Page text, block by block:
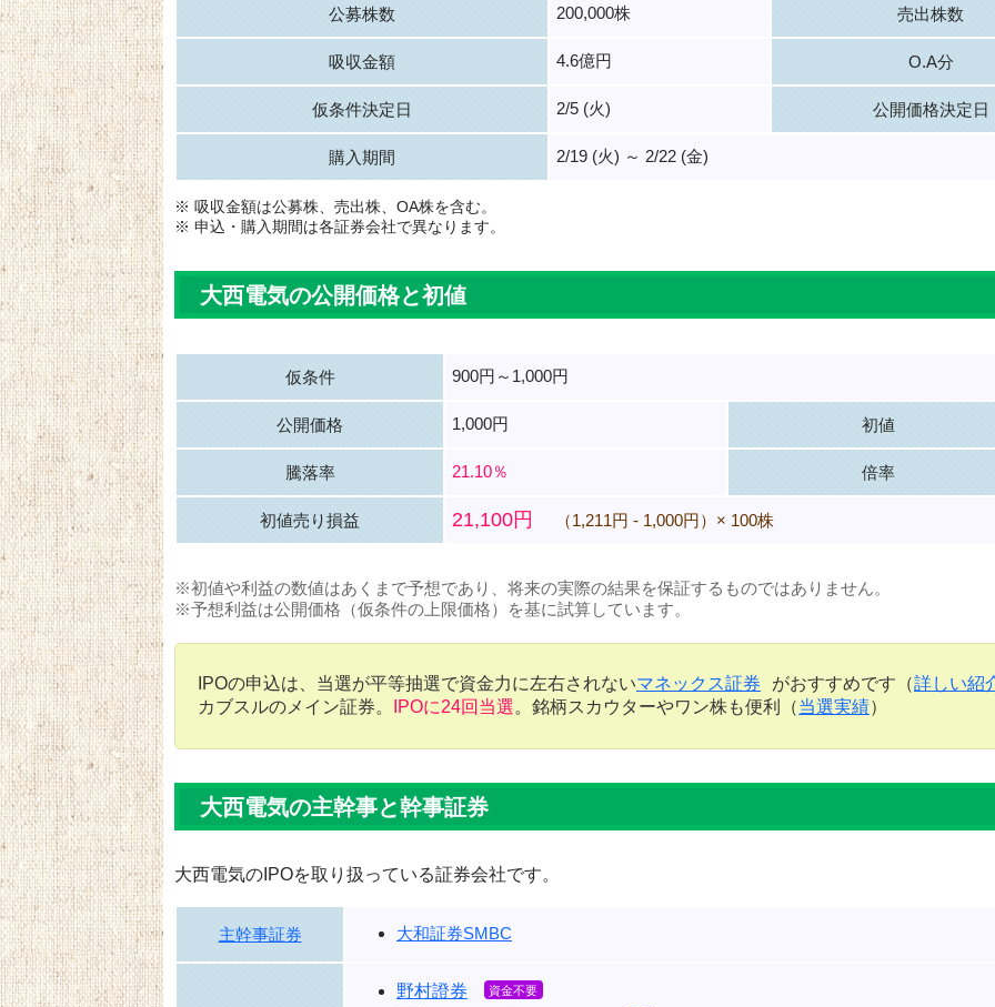
公募株数 200,000株 売出株数
吸収金額 4.6億円 O.A分
仮条件決定日 2/5 (火) 公開価格決定日
購入期間 2/19 (火) ～ 2/22 (金)
※ 吸収金額は公募株、売出株、OA株を含む。
※ 申込・購入期間は各証券会社で異なります。
大西電気の公開価格と初値
仮条件 900円～1,000円
公開価格 1,000円 初値
騰落率 21.10％ 倍率
初値売り損益 21,100円 （1,211円 - 1,000円）× 100株
※初値や利益の数値はあくまで予想であり、将来の実際の結果を保証するものではありません。
※予想利益は公開価格（仮条件の上限価格）を基に試算しています。
IPOの申込は、当選が平等抽選で資金力に左右されないマネックス証券 がおすすめです（詳しい紹
カブスルのメイン証券。
IPOに24回当選。銘柄スカウターやワン株も便利（当選実績）
大西電気の主幹事と幹事証券
大西電気のIPOを取り扱っている証券会社です。
主幹事証券 大和証券SMBC
野村證券